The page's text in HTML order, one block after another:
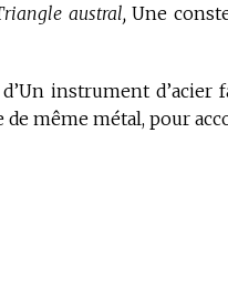
austral, Une
instrument d’acier
même métal, pour